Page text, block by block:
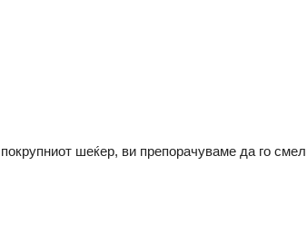
шеќер, ви препорачуваме да го